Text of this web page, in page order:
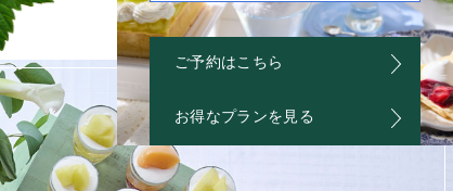
ご予約はこちら
お得なプランを見る